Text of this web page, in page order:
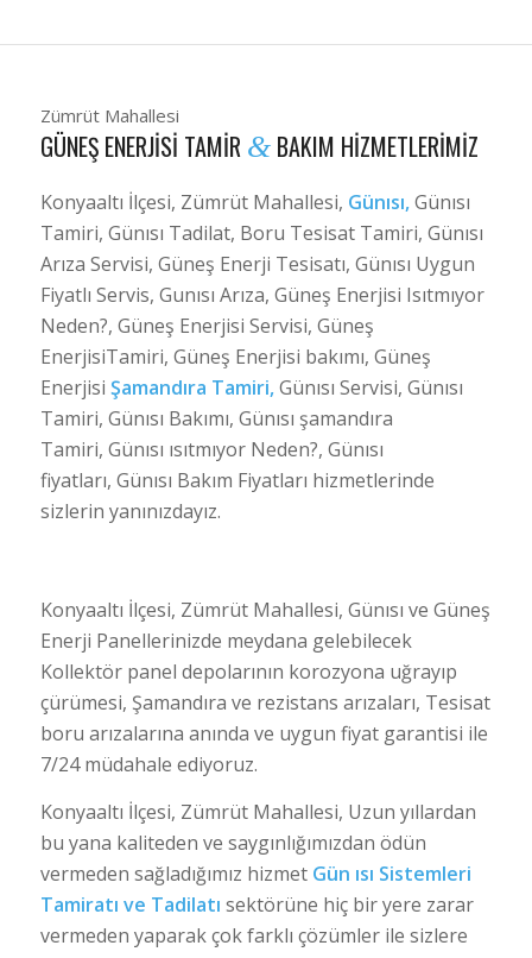
Zümrüt Mahallesi
GÜNEŞ ENERJISI TAMIR &BAKIM HIZMETLERIMIZ
Konyaaltı İlçesi, Zümrüt Mahallesi, Günısı,Günısı
Tamiri, Günısı Tadilat, Boru Tesisat Tamiri, Günısı
Arıza Servisi, Güneş Enerji Tesisatı, Günısı Uygun
Fiyatlı Servis, Gunısı Arıza, Güneş Enerjisi Isıtmıyor
Neden?, Güneş Enerjisi Servisi, Güneş
EnerjisiTamiri, Güneş Enerjisi bakımı, Güneş
Enerjisi Şamandıra Tamiri,Günısı Servisi, Günısı
Tamiri, Günısı Bakımı, Günısı şamandıra
Tamiri, Günısı ısıtmıyor Neden?, Günısı
fiyatları, Günısı Bakım Fiyatları hizmetlerinde
sizlerin yanınızdayız.
Konyaaltı İlçesi, Zümrüt Mahallesi, Günısı ve Güneş
Enerji Panellerinizde meydana gelebilecek
Kollektör panel depolarının korozyona uğrayıp
çürümesi, Şamandıra ve rezistans arızaları, Tesisat
boru arızalarına anında ve uygun fiyat garantisi ile
7/24 müdahale ediyoruz.
Konyaaltı İlçesi, Zümrüt Mahallesi, Uzun yıllardan
bu yana kaliteden ve saygınlığımızdan ödün
vermeden sağladığımız hizmet Gün ısı Sistemleri
Tamiratı ve Tadilatı sektörüne hiç bir yere zarar
vermeden yaparak çok farklı çözümler ile sizlere